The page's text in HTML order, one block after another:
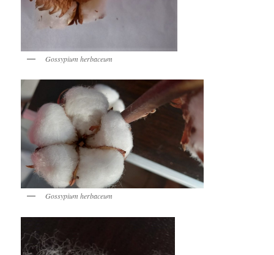
Gossypium herbaceum
Gossypium herbaceum